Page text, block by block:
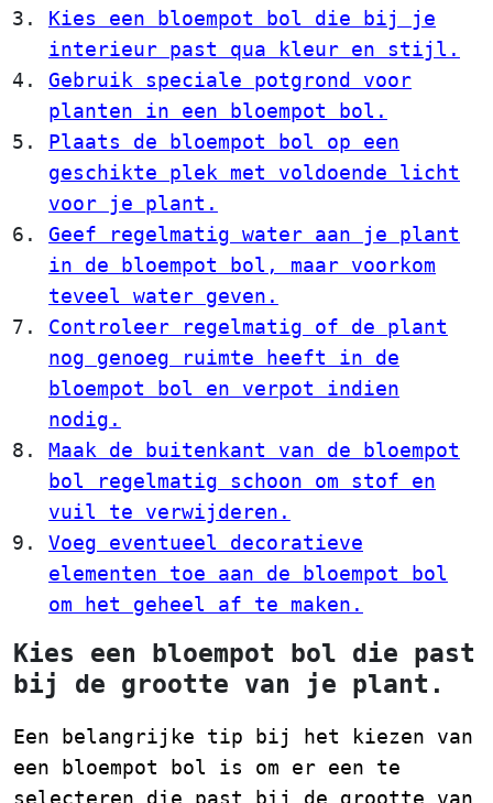
Kies een bloempot bol die bij je
interieur past qua kleur en stijl.
Gebruik speciale potgrond voor
planten in een bloempot bol.
Plaats de bloempot bol op een
geschikte plek met voldoende licht
voor je plant.
Geef regelmatig water aan je plant
in de bloempot bol, maar voorkom
teveel water geven.
Controleer regelmatig of de plant
nog genoeg ruimte heeft in de
bloempot bol en verpot indien
nodig.
Maak de buitenkant van de bloempot
bol regelmatig schoon om stof en
vuil te verwijderen.
Voeg eventueel decoratieve
elementen toe aan de bloempot bol
om het geheel af te maken.
Kies een bloempot bol die past
bij de grootte van je plant.
Een belangrijke tip bij het kiezen van
een bloempot bol is om er een te
selecteren die past bij de grootte van